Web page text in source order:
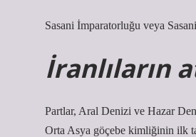
Sasani İmparatorluğu veya
İranlıların
Partlar, Aral Denizi ve Hazar
Orta Asya göçebe kimliğinin ilk